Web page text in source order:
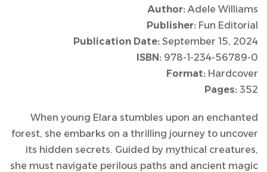
Author: Adele Williams
Publisher: Fun Editorial
Publication Date: September 15, 2024
ISBN: 978-1-234-56789-0
Format: Hardcover
Pages: 352
When young Elara stumbles upon an enchanted
forest, she embarks on a thrilling journey to uncover
its hidden secrets. Guided by mythical creatures,
she must navigate perilous paths and ancient magic